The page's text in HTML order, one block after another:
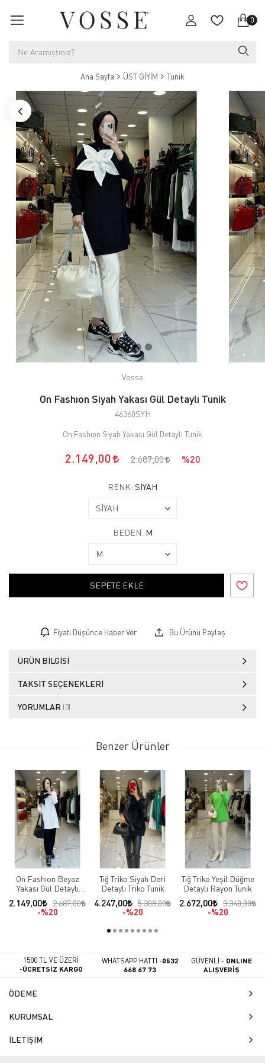
0
Ana Sayfa ÜST GİYİM Tunik
Vosse
On Fashıon Siyah Yakası Gül Detaylı Tunik
46360SYH
On Fashıon Siyah Yakası Gül Detaylı Tunik
2.149,00 2.687,00 %20
RENK: SİYAH
BEDEN: M
SEPETE EKLE
Fiyatı Düşünce Haber Ver Bu Ürünü Paylaş
ÜRÜN BILGISI
TAKSIT SEÇENEKLERI
YORUMLAR (0)
Benzer Ürünler
On Fashıon Beyaz
Yakası Gül Detaylı
Tunik
2.149,00
2.687,00
%20
Tığ Triko Siyah Deri
Detaylı Triko Tunik
4.247,00
5.308,00
%20
Tığ Triko Yeşil Düğme
Detaylı Rayon Tunik
2.672,00
3.340,00
%20
1500 TL VE ÜZERİ
-ÜCRETSİZ KARGO
WHATSAPP HATTI -0532
668 67 73
GÜVENLİ - ONLINE
ALIŞVERİŞ
ÖDEME
KURUMSAL
İLETİŞİM